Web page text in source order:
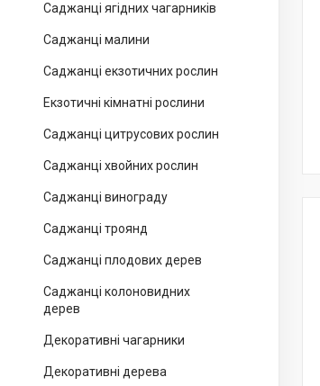
Саджанці ягідних чагарників
Саджанці малини
Саджанці екзотичних рослин
Екзотичні кімнатні рослини
Саджанці цитрусових рослин
Саджанці хвойних рослин
Саджанці винограду
Саджанці троянд
Саджанці плодових дерев
Саджанці колоновидних
дерев
Декоративні чагарники
Декоративні дерева